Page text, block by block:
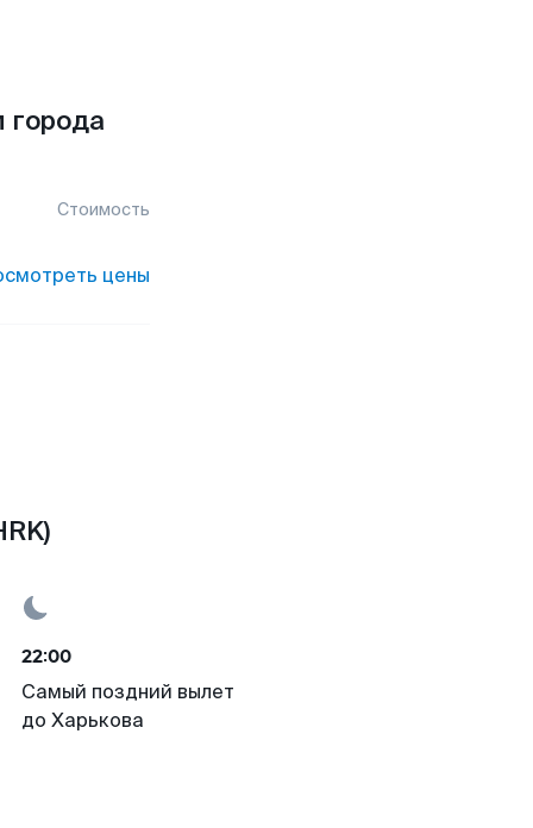
Стоимость
цены
22:00
Самый поздний вылет
до Харькова